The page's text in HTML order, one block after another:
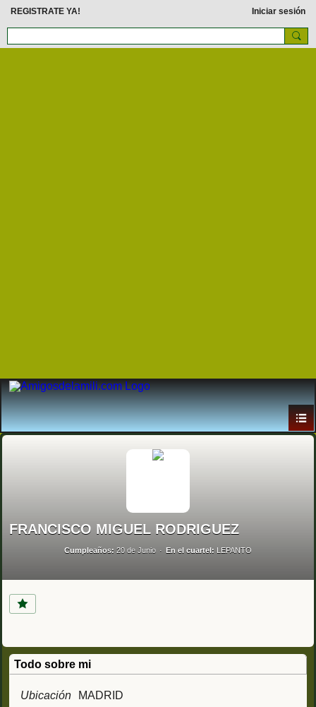
REGISTRATE YA! Iniciar sesión
FRANCISCO MIGUEL RODRIGUEZ
Cumpleaños: 20 de Junio En el cuartel: LEPANTO
Todo sobre mi
Ubicación MADRID